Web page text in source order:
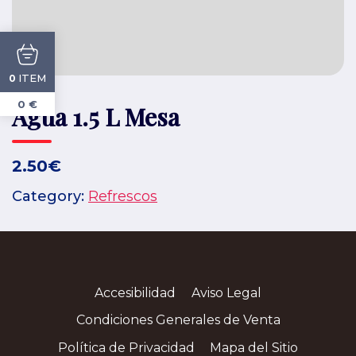
Agua 1.5 L Mesa
2.50€
Category: Refrescos
Accesibilidad
Aviso Legal
Condiciones Generales de Venta
Política de Privacidad
Mapa del Sitio
0 ITEM
0 €